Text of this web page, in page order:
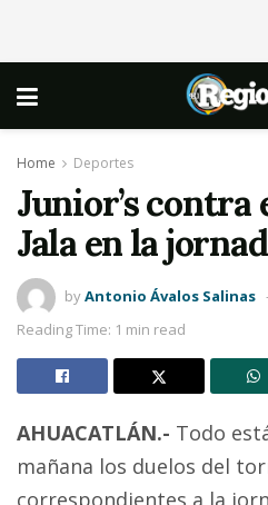
Home Deportes
Junior’s contra
Jala en la
byAntonio Ávalos Salinas
Reading Time: 1 min read
AHUACATLÁN.- Todo
mañana los duelos del
correspondientes a la